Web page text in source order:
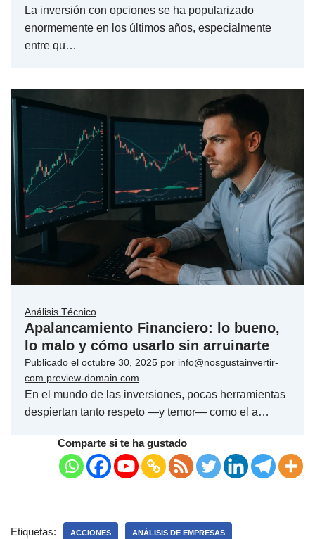
La inversión con opciones se ha popularizado
enormemente en los últimos años, especialmente
entre qu…
Análisis Técnico
Apalancamiento Financiero: lo bueno,
lo malo y cómo usarlo sin arruinarte
Publicado el octubre 30, 2025 por info@nosgustainvertir-
com.preview-domain.com
En el mundo de las inversiones, pocas herramientas
despiertan tanto respeto —y temor— como el a…
Comparte si te ha gustado
Etiquetas: ACCIONES ANÁLISIS DE EMPRESAS